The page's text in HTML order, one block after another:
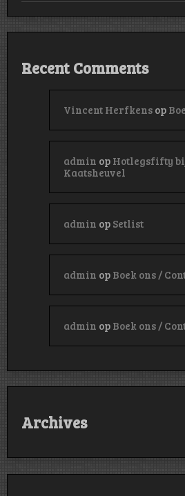
Recent Comments
Vincent Herfkens op
admin op Hotlegsfifty
Kaatsheuvel
admin op Setlist
admin op Boek ons /
admin op Boek ons /
Archives